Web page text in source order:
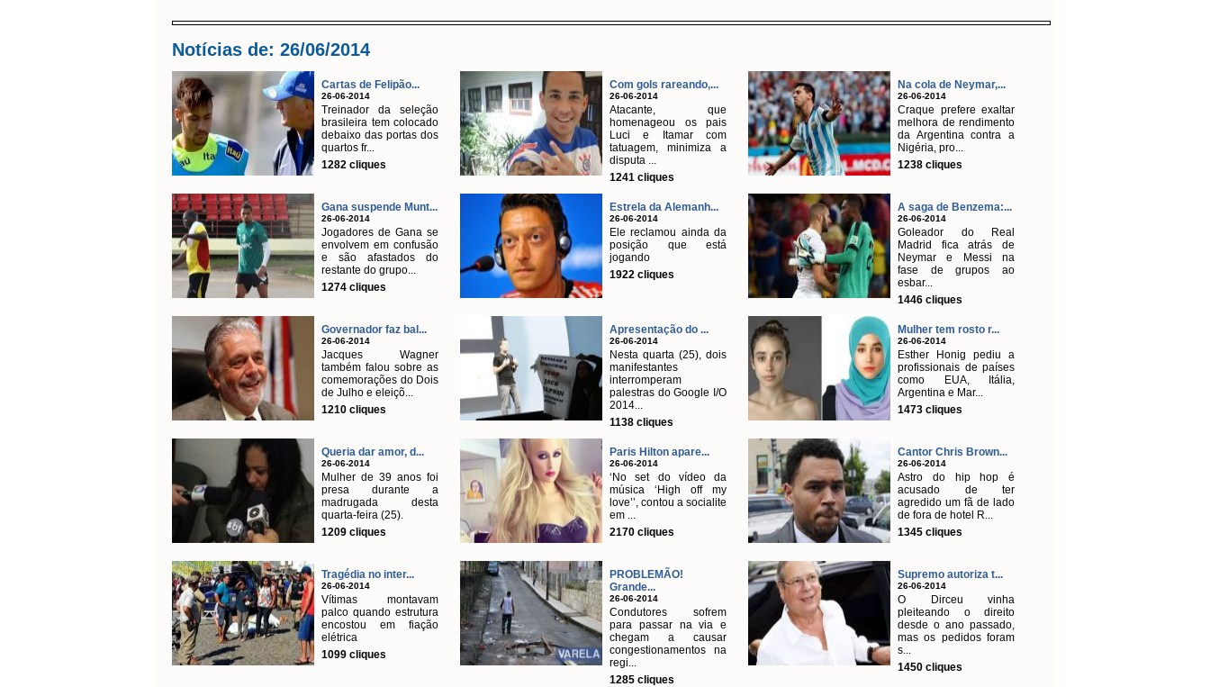
Notícias de: 26/06/2014
Cartas de Felipão...
26-06-2014
Treinador da seleção
brasileira tem colocado
debaixo das portas dos
quartos fr...
1282 cliques
Com gols rareando,...
26-06-2014
Atacante, que
homenageou os pais
Luci e Itamar com
tatuagem, minimiza a
disputa ...
1241 cliques
Na cola de Neymar,...
26-06-2014
Craque prefere exaltar
melhora de rendimento
da Argentina contra a
Nigéria, pro...
1238 cliques
Gana suspende Munt...
26-06-2014
Jogadores de Gana se
envolvem em confusão
e são afastados do
restante do grupo...
1274 cliques
Estrela da Alemanh...
26-06-2014
Ele reclamou ainda da
posição que está
jogando
1922 cliques
A saga de Benzema:...
26-06-2014
Goleador do Real
Madrid fica atrás de
Neymar e Messi na
fase de grupos ao
esbar...
1446 cliques
Governador faz bal...
26-06-2014
Jacques Wagner
também falou sobre as
comemorações do Dois
de Julho e eleiçõ...
1210 cliques
Apresentação do ...
26-06-2014
Nesta quarta (25), dois
manifestantes
interromperam
palestras do Google I/O
2014...
1138 cliques
Mulher tem rosto r...
26-06-2014
Esther Honig pediu a
profissionais de países
como EUA, Itália,
Argentina e Mar...
1473 cliques
Queria dar amor, d...
26-06-2014
Mulher de 39 anos foi
presa durante a
madrugada desta
quarta-feira (25).
1209 cliques
Paris Hilton apare...
26-06-2014
‘No set do vídeo da
música ‘High off my
love’’, contou a socialite
em ...
2170 cliques
Cantor Chris Brown...
26-06-2014
Astro do hip hop é
acusado de ter
agredido um fã de lado
de fora de hotel R...
1345 cliques
Tragédia no inter...
26-06-2014
Vítimas montavam
palco quando estrutura
encostou em fiação
elétrica
1099 cliques
PROBLEMÃO!
Grande...
26-06-2014
Condutores sofrem
para passar na via e
chegam a causar
congestionamentos na
regi...
1285 cliques
Supremo autoriza t...
26-06-2014
O Dirceu vinha
pleiteando o direito
desde o ano passado,
mas os pedidos foram
s...
1450 cliques